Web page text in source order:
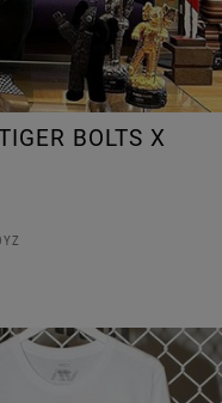
BOLTS X